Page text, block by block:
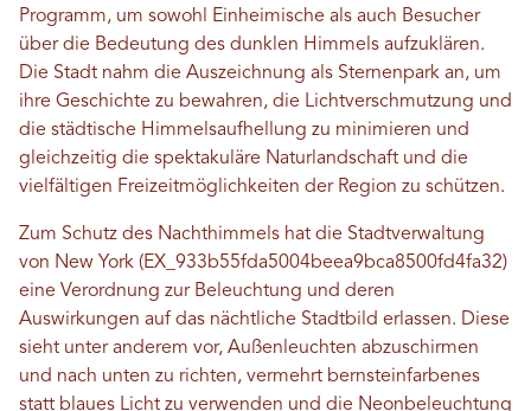
Programm, um sowohl Einheimische als auch Besucher
über die Bedeutung des dunklen Himmels aufzuklären.
Die Stadt nahm die Auszeichnung als Sternenpark an, um
ihre Geschichte zu bewahren, die Lichtverschmutzung und
die städtische Himmelsaufhellung zu minimieren und
gleichzeitig die spektakuläre Naturlandschaft und die
vielfältigen Freizeitmöglichkeiten der Region zu schützen.
Zum Schutz des Nachthimmels hat die Stadtverwaltung
von New York (EX_933b55fda5004beea9bca8500fd4fa32)
eine Verordnung zur Beleuchtung und deren
Auswirkungen auf das nächtliche Stadtbild erlassen. Diese
sieht unter anderem vor, Außenleuchten abzuschirmen
und nach unten zu richten, vermehrt bernsteinfarbenes
statt blaues Licht zu verwenden und die Neonbeleuchtung